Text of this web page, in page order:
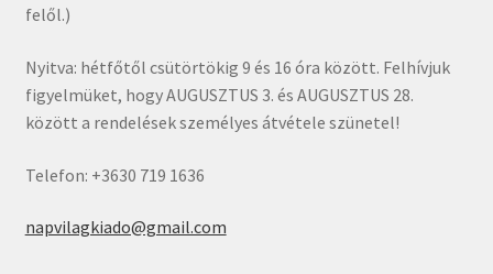
felől.)
Nyitva: hétfőtől csütörtökig 9 és 16 óra között. Felhívjuk
figyelmüket, hogy AUGUSZTUS 3. és AUGUSZTUS 28.
között a rendelések személyes átvétele szünetel!
Telefon: +3630 719 1636
napvilagkiado@gmail.com